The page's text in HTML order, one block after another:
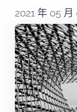
課程報名
Search
for:
2021 年 05 月